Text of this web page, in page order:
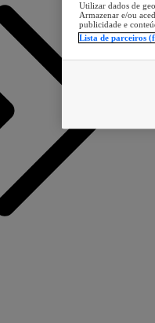
Utilizar dados de
Armazenar e/ou
publicidade e
Lista de parceiros